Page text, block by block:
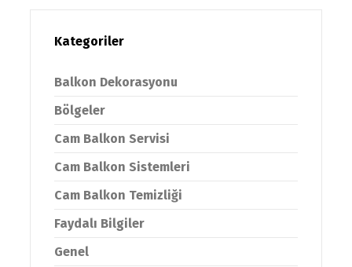
Kategoriler
Balkon Dekorasyonu
Bölgeler
Cam Balkon Servisi
Cam Balkon Sistemleri
Cam Balkon Temizliği
Faydalı Bilgiler
Genel